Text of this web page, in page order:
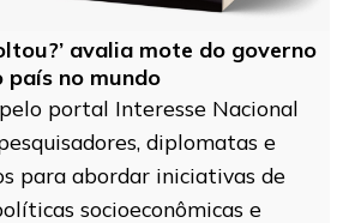
avalia mote do governo
país no mundo
portal Interesse Nacional
diplomatas e
para abordar iniciativas de
socioeconômicas e